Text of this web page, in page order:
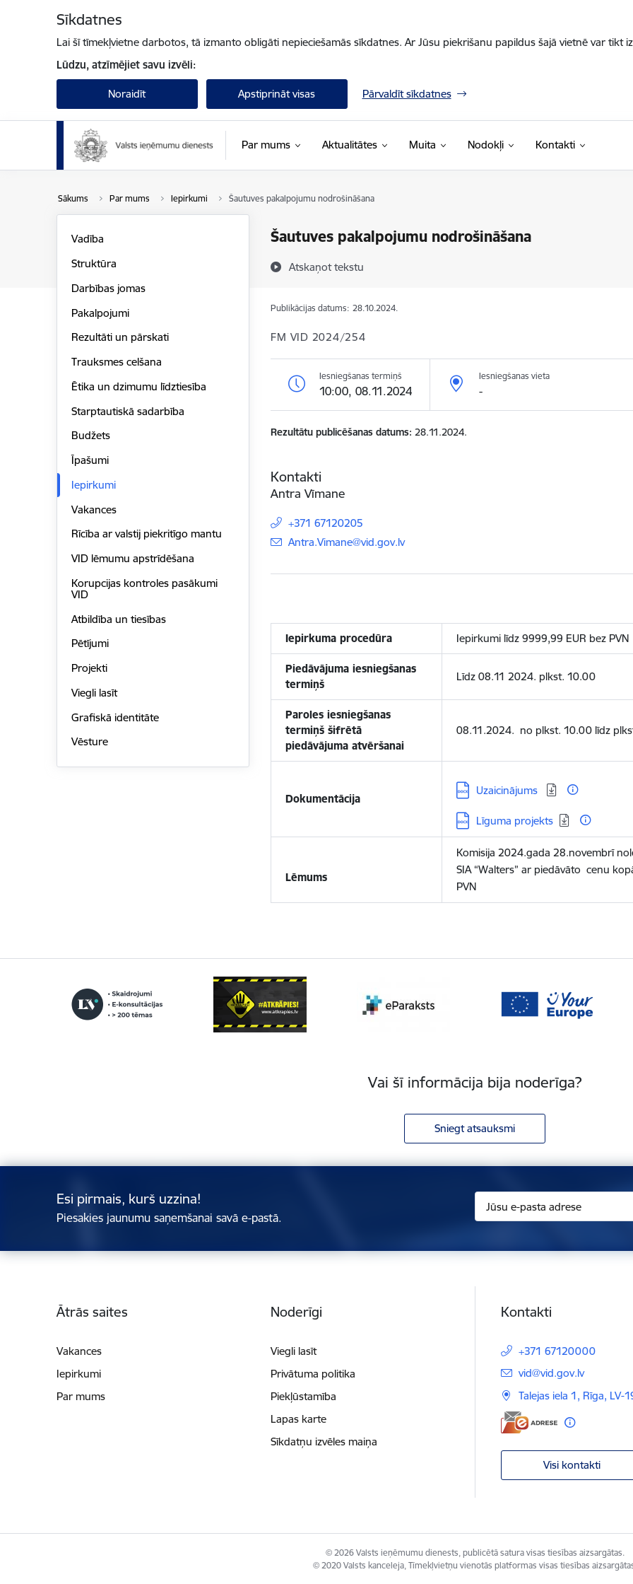
Sīkdatnes
Lai šī tīmekļvietne darbotos, tā izmanto obligāti nepieciešamās sīkdatnes. Ar Jūsu piekrišanu papildus šajā vietnē var tikt
Lūdzu, atzīmējiet savu izvēli:
Noraidīt Apstiprināt visas Pārvaldīt sīkdatnes
Par mums Aktualitātes Muita Nodokļi Kontakti
Sākums Par mums Iepirkumi Šautuves pakalpojumu nodrošināšana
Šautuves pakalpojumu nodrošināšana
Atskaņot tekstu
Vadība
Struktūra
Darbības jomas
Pakalpojumi
Rezultāti un pārskati
Trauksmes celšana
Ētika un dzimumu līdztiesība
Starptautiskā sadarbība
Budžets
Īpašumi
Iepirkumi
Vakances
Rīcība ar valstij piekritīgo mantu
VID lēmumu apstrīdēšana
Korupcijas kontroles pasākumi
VID
Atbildība un tiesības
Pētījumi
Projekti
Viegli lasīt
Grafiskā identitāte
Vēsture
Publikācijas datums: 28.10.2024.
FM VID 2024/254
Iesniegšanas termiņš
10:00, 08.11.2024
Iesniegšanas vieta
-
Rezultātu publicēšanas datums 28.11.2024.
Kontakti
Antra Vīmane
+371 67120205
E-pasts:
Antra.Vimane@vid.gov.lv
Iepirkuma procedūra Iepirkumi līdz 9999,99 EUR bez PVN
Piedāvājuma iesniegšanas
termiņš
Līdz 08.11 2024. plkst. 10.00
Paroles iesniegšanas
termiņš šifrētā
piedāvājuma atvēršanai
08.11.2024. no plkst. 10.00 līdz
Dokumentācija
Lejupielādēt:
Uzaicinājums
Lejupielādēt:
Līguma projekts
Lēmums
Komisija 2024.gada 28.novembrī
SIA “Walters” ar piedāvāto cenu
PVN
Vai šī informācija bija noderīga?
Sniegt atsauksmi
Esi pirmais, kurš uzzina!
Piesakies jaunumu saņemšanai savā e-pastā.
Ātrās saites
Vakances
Iepirkumi
Par mums
Noderīgi
Viegli lasīt
Privātuma politika
Piekļūstamība
Lapas karte
Sīkdatņu izvēles maiņa
Kontakti
+371 67120000
E-pasts:
vid@vid.gov.lv
Talejas iela 1, Rīga, LV-
Visi kontakti
© 2026 Valsts ieņēmumu dienests, publicētā satura visas tiesības aizsargātas.
© 2020 Valsts kanceleja, Tīmekļvietņu vienotās platformas visas tiesības